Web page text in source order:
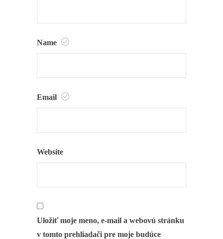
Name
Email
Website
Uložiť moje meno, e-mail a webovú stránku
v tomto prehliadači pre moje budúce